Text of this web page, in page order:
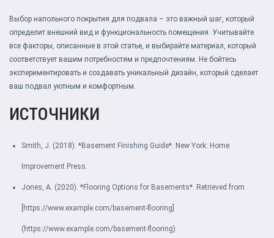
Выбор напольного покрытия для подвала – это важный шаг, который
определит внешний вид и функциональность помещения. Учитывайте
все факторы, описанные в этой статье, и выбирайте материал, который
соответствует вашим потребностям и предпочтениям. Не бойтесь
экспериментировать и создавать уникальный дизайн, который сделает
ваш подвал уютным и комфортным.
ИСТОЧНИКИ
Smith, J. (2018). *Basement Finishing Guide*. New York: Home
Improvement Press.
Jones, A. (2020). *Flooring Options for Basements*. Retrieved from
[https://www.example.com/basement-flooring]
(https://www.example.com/basement-flooring)